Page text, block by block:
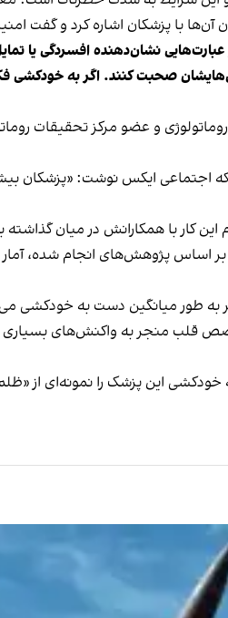
با پزشکان اشاره کرد و گفت
نشان‌دهنده افسردگی یا
و عضو مرکز تحقیقات
ایکس نوشت: «پزشکان
کار با همکارانش در میان گذاشته
بسیاری شد. او که در زمان مرگ